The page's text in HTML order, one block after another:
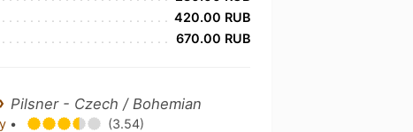
420.00 RUB
670.00 RUB
Pilsner - Czech / Bohemian
•
(3.54)